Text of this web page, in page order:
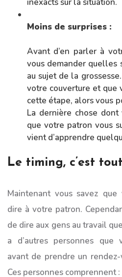
Moins de surprises :
Avant d’en parler à
vous demander quelles
au sujet de la
votre couverture et que
cette étape, alors vous
La dernière chose dont
que votre patron vous
vient d’apprendre
Le timing, c’est tout
Maintenant vous savez
dire à votre patron.
de dire aux gens au travail
a d’autres personnes que
avant de prendre un
Ces personnes comprennent :